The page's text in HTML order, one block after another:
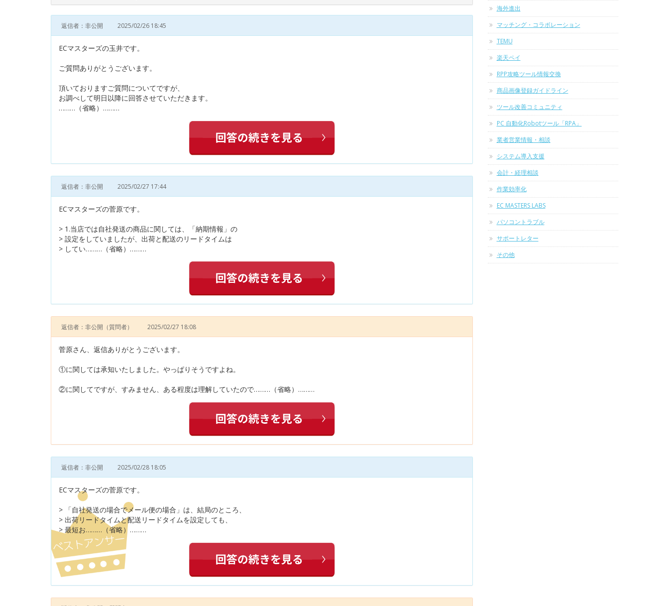
返信者：非公開 2025/02/26 18:45
ECマスターズの玉井です。
ご質問ありがとうございます。
頂いておりますご質問についてですが、
お調べして明日以降に回答させていただきます。
………（省略）………
返信者：非公開 2025/02/27 17:44
ECマスターズの菅原です。
> 1.当店では自社発送の商品に関しては、「納期情報」の
> 設定をしていましたが、出荷と配送のリードタイムは
> してい………（省略）………
返信者：非公開 （質問者） 2025/02/27 18:08
菅原さん、返信ありがとうございます。
①に関しては承知いたしました。やっぱりそうですよね。
②に関してですが、すみません、ある程度は理解していたので………（省略）………
返信者：非公開 2025/02/28 18:05
ECマスターズの菅原です。
> 「自社発送の場合でメール便の場合」は、結局のところ、
> 出荷リードタイムと配送リードタイムを設定しても、
> 最短お………（省略）………
海外進出
マッチング・コラボレーション
TEMU
楽天ペイ
RPP攻略ツール情報交換
商品画像登録ガイドライン
ツール改善コミュニティ
PC 自動化Robotツール「RPA」
業者営業情報・相談
システム導入支援
会計・経理相談
作業効率化
EC MASTERS LABS
パソコントラブル
サポートレター
その他